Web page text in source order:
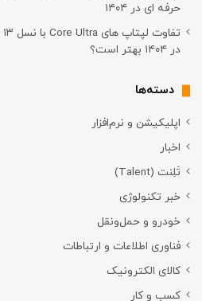
حرفه ای در ۱۴۰۴
در ۱۴۰۴ بهتر است؟
دسته‌ها
اپلیکیشن و نرم‌افزار
اخبار
تَلِنت (Talent)
خبر تکنولوژی
خودرو و حمل‌و‌نقل
فناوری اطلاعات و ارتباطات
کالای الکترونیک
کسب و کار